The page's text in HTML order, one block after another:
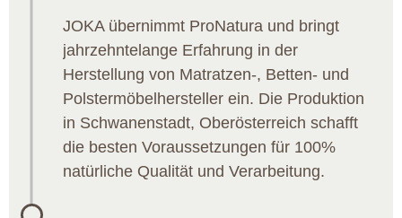
JOKA übernimmt ProNatura und bringt
jahrzehntelange Erfahrung in der
Herstellung von Matratzen-, Betten- und
Polstermöbelhersteller ein. Die Produktion
in Schwanenstadt, Oberösterreich schafft
die besten Voraussetzungen für 100%
natürliche Qualität und Verarbeitung.